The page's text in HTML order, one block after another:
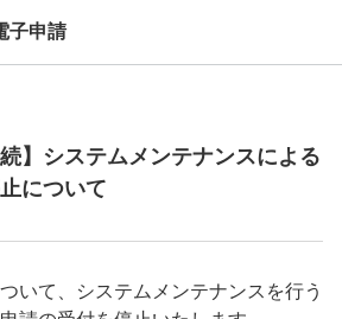
子申請
】システムメンテナンスによる
について
いて、システムメンテナンスを行う